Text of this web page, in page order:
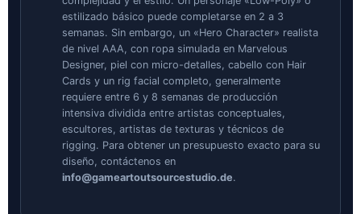
estilizado básico puede completarse en 2 a 3
semanas. Sin embargo, un «Hero Character» realista
de nivel AAA, con ropa simulada en Marvelous
Designer, piel con micro-detalles, cabello con Hair
Cards y un rig facial completo, generalmente
requiere entre 6 y 8 semanas de producción
intensiva dividida entre artistas conceptuales,
escultores, artistas de texturas y técnicos de
rigging. Para obtener un presupuesto exacto para su
diseño, contáctenos en
info@gameartoutsourcestudio.de.